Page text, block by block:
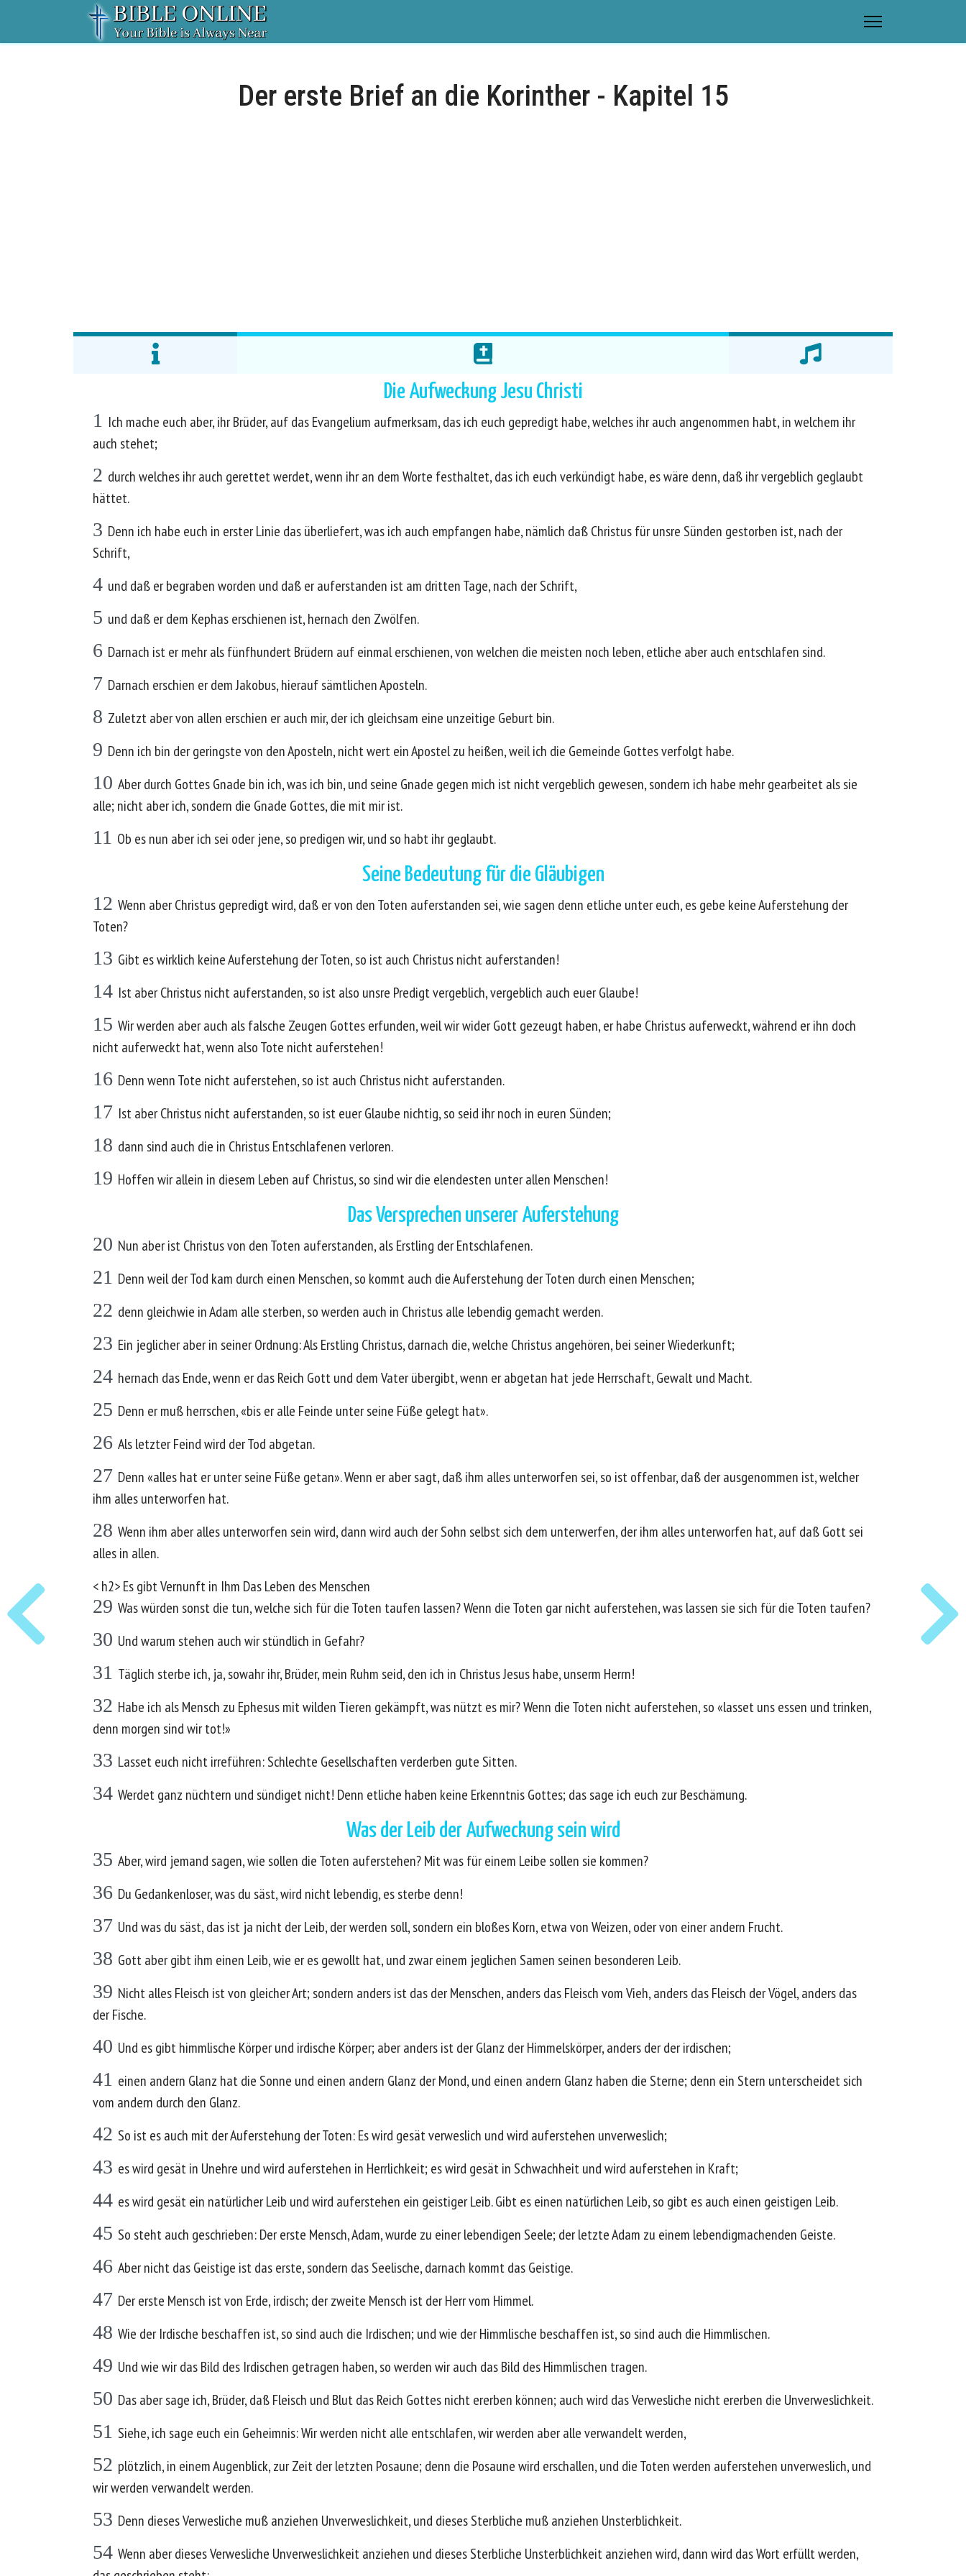
Der erste Brief an die Korinther - Kapitel 15
Die Aufweckung Jesu Christi
1 Ich mache euch aber, ihr Brüder, auf das Evangelium aufmerksam, das ich euch gepredigt habe, welches ihr auch angenommen habt, in welchem ihr
auch stehet;
2 durch welches ihr auch gerettet werdet, wenn ihr an dem Worte festhaltet, das ich euch verkündigt habe, es wäre denn, daß ihr vergeblich geglaubt
hättet.
3 Denn ich habe euch in erster Linie das überliefert, was ich auch empfangen habe, nämlich daß Christus für unsre Sünden gestorben ist, nach der
Schrift,
4 und daß er begraben worden und daß er auferstanden ist am dritten Tage, nach der Schrift,
5 und daß er dem Kephas erschienen ist, hernach den Zwölfen.
6 Darnach ist er mehr als fünfhundert Brüdern auf einmal erschienen, von welchen die meisten noch leben, etliche aber auch entschlafen sind.
7 Darnach erschien er dem Jakobus, hierauf sämtlichen Aposteln.
8 Zuletzt aber von allen erschien er auch mir, der ich gleichsam eine unzeitige Geburt bin.
9 Denn ich bin der geringste von den Aposteln, nicht wert ein Apostel zu heißen, weil ich die Gemeinde Gottes verfolgt habe.
10 Aber durch Gottes Gnade bin ich, was ich bin, und seine Gnade gegen mich ist nicht vergeblich gewesen, sondern ich habe mehr gearbeitet als sie
alle; nicht aber ich, sondern die Gnade Gottes, die mit mir ist.
11 Ob es nun aber ich sei oder jene, so predigen wir, und so habt ihr geglaubt.
Seine Bedeutung für die Gläubigen
12 Wenn aber Christus gepredigt wird, daß er von den Toten auferstanden sei, wie sagen denn etliche unter euch, es gebe keine Auferstehung der
Toten?
13 Gibt es wirklich keine Auferstehung der Toten, so ist auch Christus nicht auferstanden!
14 Ist aber Christus nicht auferstanden, so ist also unsre Predigt vergeblich, vergeblich auch euer Glaube!
15 Wir werden aber auch als falsche Zeugen Gottes erfunden, weil wir wider Gott gezeugt haben, er habe Christus auferweckt, während er ihn doch
nicht auferweckt hat, wenn also Tote nicht auferstehen!
16 Denn wenn Tote nicht auferstehen, so ist auch Christus nicht auferstanden.
17 Ist aber Christus nicht auferstanden, so ist euer Glaube nichtig, so seid ihr noch in euren Sünden;
18 dann sind auch die in Christus Entschlafenen verloren.
19 Hoffen wir allein in diesem Leben auf Christus, so sind wir die elendesten unter allen Menschen!
Das Versprechen unserer Auferstehung
20 Nun aber ist Christus von den Toten auferstanden, als Erstling der Entschlafenen.
21 Denn weil der Tod kam durch einen Menschen, so kommt auch die Auferstehung der Toten durch einen Menschen;
22 denn gleichwie in Adam alle sterben, so werden auch in Christus alle lebendig gemacht werden.
23 Ein jeglicher aber in seiner Ordnung: Als Erstling Christus, darnach die, welche Christus angehören, bei seiner Wiederkunft;
24 hernach das Ende, wenn er das Reich Gott und dem Vater übergibt, wenn er abgetan hat jede Herrschaft, Gewalt und Macht.
25 Denn er muß herrschen, «bis er alle Feinde unter seine Füße gelegt hat».
26 Als letzter Feind wird der Tod abgetan.
27 Denn «alles hat er unter seine Füße getan». Wenn er aber sagt, daß ihm alles unterworfen sei, so ist offenbar, daß der ausgenommen ist, welcher
ihm alles unterworfen hat.
28 Wenn ihm aber alles unterworfen sein wird, dann wird auch der Sohn selbst sich dem unterwerfen, der ihm alles unterworfen hat, auf daß Gott sei
alles in allen.
< h2> Es gibt Vernunft in Ihm Das Leben des Menschen
29 Was würden sonst die tun, welche sich für die Toten taufen lassen? Wenn die Toten gar nicht auferstehen, was lassen sie sich für die Toten taufen?
30 Und warum stehen auch wir stündlich in Gefahr?
31 Täglich sterbe ich, ja, sowahr ihr, Brüder, mein Ruhm seid, den ich in Christus Jesus habe, unserm Herrn!
32 Habe ich als Mensch zu Ephesus mit wilden Tieren gekämpft, was nützt es mir? Wenn die Toten nicht auferstehen, so «lasset uns essen und trinken,
denn morgen sind wir tot!»
33 Lasset euch nicht irreführen: Schlechte Gesellschaften verderben gute Sitten.
34 Werdet ganz nüchtern und sündiget nicht! Denn etliche haben keine Erkenntnis Gottes; das sage ich euch zur Beschämung.
Was der Leib der Aufweckung sein wird
35 Aber, wird jemand sagen, wie sollen die Toten auferstehen? Mit was für einem Leibe sollen sie kommen?
36 Du Gedankenloser, was du säst, wird nicht lebendig, es sterbe denn!
37 Und was du säst, das ist ja nicht der Leib, der werden soll, sondern ein bloßes Korn, etwa von Weizen, oder von einer andern Frucht.
38 Gott aber gibt ihm einen Leib, wie er es gewollt hat, und zwar einem jeglichen Samen seinen besonderen Leib.
39 Nicht alles Fleisch ist von gleicher Art; sondern anders ist das der Menschen, anders das Fleisch vom Vieh, anders das Fleisch der Vögel, anders das
der Fische.
40 Und es gibt himmlische Körper und irdische Körper; aber anders ist der Glanz der Himmelskörper, anders der der irdischen;
41 einen andern Glanz hat die Sonne und einen andern Glanz der Mond, und einen andern Glanz haben die Sterne; denn ein Stern unterscheidet sich
vom andern durch den Glanz.
42 So ist es auch mit der Auferstehung der Toten: Es wird gesät verweslich und wird auferstehen unverweslich;
43 es wird gesät in Unehre und wird auferstehen in Herrlichkeit; es wird gesät in Schwachheit und wird auferstehen in Kraft;
44 es wird gesät ein natürlicher Leib und wird auferstehen ein geistiger Leib. Gibt es einen natürlichen Leib, so gibt es auch einen geistigen Leib.
45 So steht auch geschrieben: Der erste Mensch, Adam, wurde zu einer lebendigen Seele; der letzte Adam zu einem lebendigmachenden Geiste.
46 Aber nicht das Geistige ist das erste, sondern das Seelische, darnach kommt das Geistige.
47 Der erste Mensch ist von Erde, irdisch; der zweite Mensch ist der Herr vom Himmel.
48 Wie der Irdische beschaffen ist, so sind auch die Irdischen; und wie der Himmlische beschaffen ist, so sind auch die Himmlischen.
49 Und wie wir das Bild des Irdischen getragen haben, so werden wir auch das Bild des Himmlischen tragen.
50 Das aber sage ich, Brüder, daß Fleisch und Blut das Reich Gottes nicht ererben können; auch wird das Verwesliche nicht ererben die Unverweslichkeit.
51 Siehe, ich sage euch ein Geheimnis: Wir werden nicht alle entschlafen, wir werden aber alle verwandelt werden,
52 plötzlich, in einem Augenblick, zur Zeit der letzten Posaune; denn die Posaune wird erschallen, und die Toten werden auferstehen unverweslich, und
wir werden verwandelt werden.
53 Denn dieses Verwesliche muß anziehen Unverweslichkeit, und dieses Sterbliche muß anziehen Unsterblichkeit.
54 Wenn aber dieses Verwesliche Unverweslichkeit anziehen und dieses Sterbliche Unsterblichkeit anziehen wird, dann wird das Wort erfüllt werden,